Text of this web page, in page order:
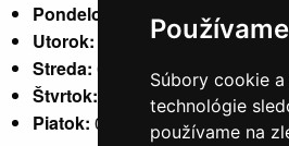
Súbory cookie
technológie
používame na
Pondelok:
07:30 - 15:30
Utorok:
nestránkový
Streda: 07:30 - 17:00
Štvrtok:
nestránkový
Piatok: 07:30 - 14:00